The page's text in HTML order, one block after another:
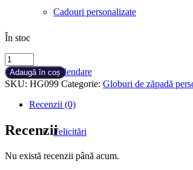
Cadouri personalizate
Calendare
Felicitări
În stoc
Cantitate
Globuri
de
zapadă
personalizate
Mariana
Adaugă în coș
SKU: HG099 Categorie: Globuri de zăpadă
Recenzii (0)
Recenzii
Nu există recenzii până acum.